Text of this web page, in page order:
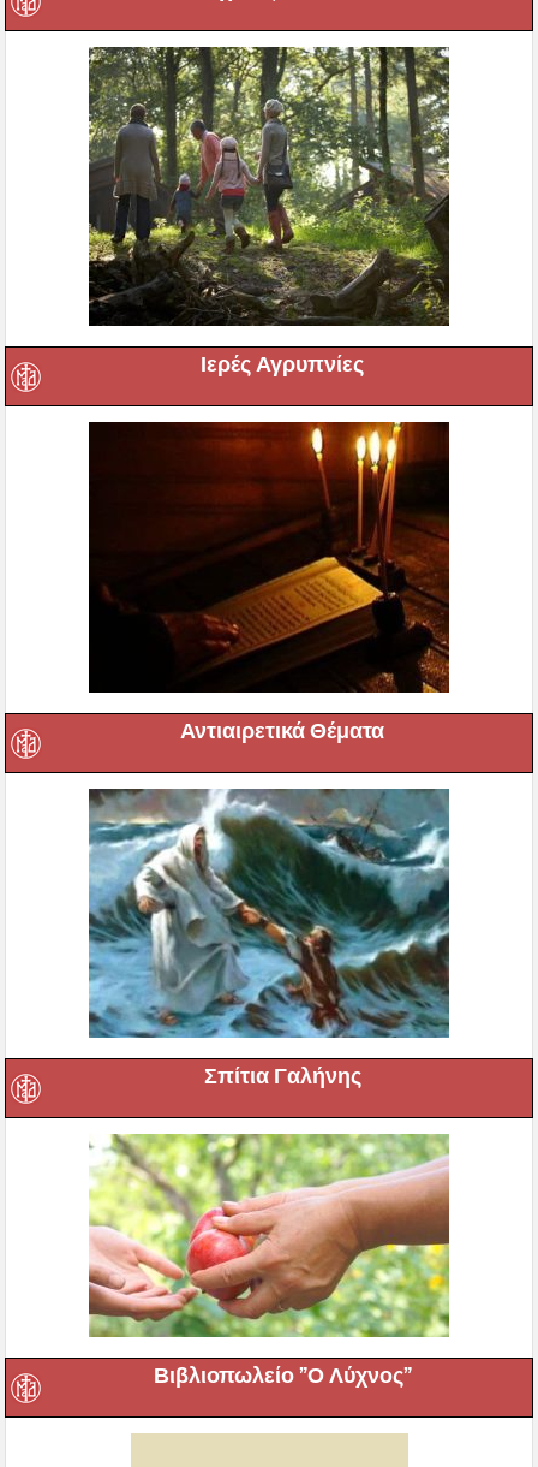
Ιερές Αγρυπνίες
Αντιαιρετικά Θέματα
Σπίτια Γαλήνης
Βιβλιοπωλείο ”Ο Λύχνος”